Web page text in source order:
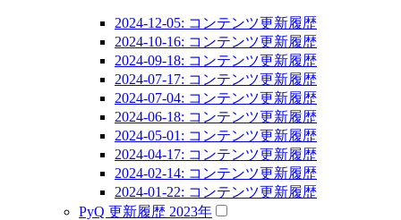
2024-12-05: コンテンツ更新履歴
2024-10-16: コンテンツ更新履歴
2024-09-18: コンテンツ更新履歴
2024-07-17: コンテンツ更新履歴
2024-07-04: コンテンツ更新履歴
2024-06-18: コンテンツ更新履歴
2024-05-01: コンテンツ更新履歴
2024-04-17: コンテンツ更新履歴
2024-02-14: コンテンツ更新履歴
2024-01-22: コンテンツ更新履歴
PyQ 更新履歴 2023年